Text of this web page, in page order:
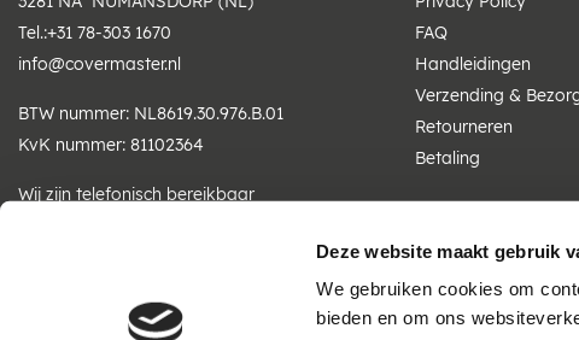
Deze website maakt gebruik
We gebruiken cookies om
bieden en om ons
Tel.:+31 78-303 1670
info@covermaster.nl
BTW nummer: NL8619.30.976.B.01
KvK nummer: 81102364
Wij zijn telefonisch bereikbaar
FAQ
Handleidingen
Verzending &
Retourneren
Betaling